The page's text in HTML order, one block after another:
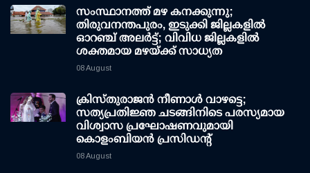
സംസ്ഥാനത്ത് മഴ കനക്കുന്നു;
തിരുവനന്തപുരം, ഇടുക്കി ജില്ലകളിൽ
ഓറഞ്ച് അലർട്ട്; വിവിധ ജില്ലകളിൽ
ശക്തമായ മഴയ്ക്ക് സാധ്യത
08 August
ക്രിസ്തുരാജൻ നീണാൾ വാഴട്ടെ;
സത്യപ്രതിജ്ഞ ചടങ്ങിനിടെ പരസ്യമായ
വിശ്വാസ പ്രഘോഷണവുമായി
കൊളംബിയൻ പ്രസിഡന്റ്
08 August